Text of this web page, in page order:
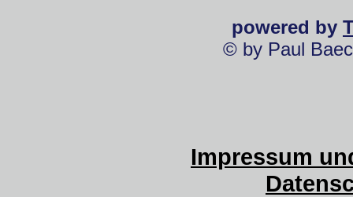
powered by
© by Paul
Impressum